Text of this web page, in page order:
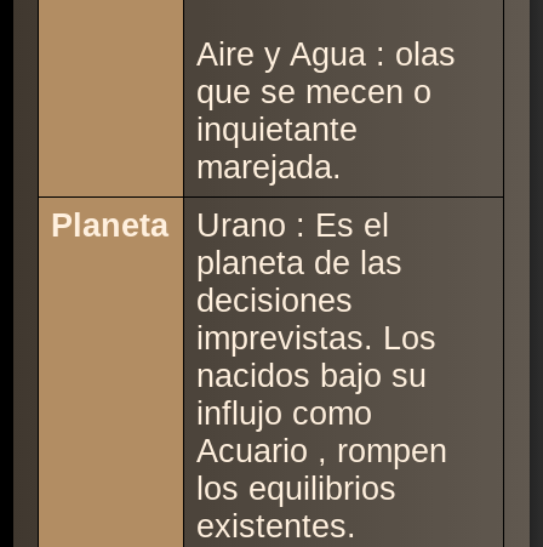
Aire y Agua : olas
que se mecen o
inquietante
marejada.
Planeta
Urano : Es el
planeta de las
decisiones
imprevistas. Los
nacidos bajo su
influjo como
Acuario , rompen
los equilibrios
existentes.